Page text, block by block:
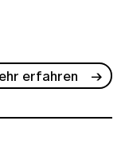
erfahren